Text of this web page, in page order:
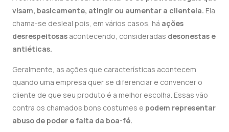
visam, basicamente, atingir ou aumentar a clientela. Ela
chama-se desleal pois, em vários casos, há ações
desrespeitosas acontecendo, consideradas desonestas e
antiéticas.
Geralmente, as ações que características acontecem
quando uma empresa quer se diferenciar e convencer o
cliente de que seu produto é a melhor escolha. Essas vão
contra os chamados bons costumes e podem representar
abuso de poder e falta da boa-fé.